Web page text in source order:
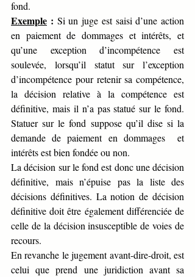
fond.
Exemple : Si un juge est saisi d’une action
en paiement de dommages et intérêts, et
qu’une exception d’incompétence est
soulevée, lorsqu’il statut sur l’exception
d’incompétence pour retenir sa compétence,
la décision relative à la compétence est
définitive, mais il n’a pas statué sur le fond.
Statuer sur le fond suppose qu’il dise si la
demande de paiement en dommages  et
intérêts est bien fondée ou non.
La décision sur le fond est donc une décision
définitive, mais n’épuise pas la liste des
décisions définitives. La notion de décision
définitive doit être également différenciée de
celle de la décision insusceptible de voies de
En revanche le jugement avant-dire-droit, est
celui que prend une juridiction avant sa